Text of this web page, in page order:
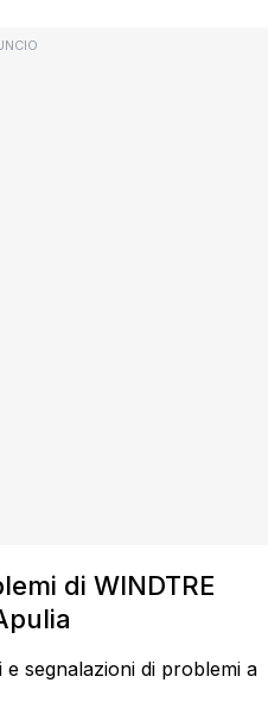
di WINDTRE
segnalazioni di problemi a